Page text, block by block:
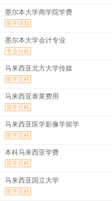
墨尔本大学商学院学费
留学须知
墨尔本大学会计专业
专业分析
马来西亚北方大学传媒
留学百科
马来西亚泰莱费用
留学百科
马来西亚医学影像学留学
留学百科
本科马来西亚学费
留学百科
马来西亚国立大学
留学百科